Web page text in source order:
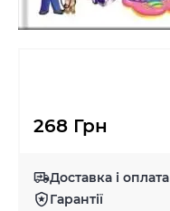
268 Грн
Доставка і оплата
Гарантії